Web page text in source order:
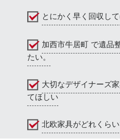
とにかく早く回収し
加西市牛居町 で遺品
たい。
大切なデザイナーズ
てほしい
北欧家具がどれくら